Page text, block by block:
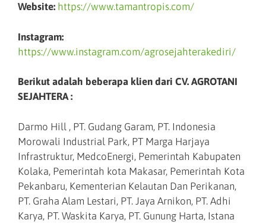
Website: https://www.tamantropis.com/
Instagram:
https://www.instagram.com/agrosejahterakediri/
Berikut adalah beberapa klien dari CV. AGROTANI
SEJAHTERA :
Darmo Hill , PT. Gudang Garam, PT. Indonesia
Morowali Industrial Park, PT Marga Harjaya
Infrastruktur, MedcoEnergi, Pemerintah Kabupaten
Kolaka, Pemerintah kota Makasar, Pemerintah Kota
Pekanbaru, Kementerian Kelautan Dan Perikanan,
PT. Graha Alam Lestari, PT. Jaya Arnikon, PT. Adhi
Karya, PT. Waskita Karya, PT. Gunung Harta, Istana